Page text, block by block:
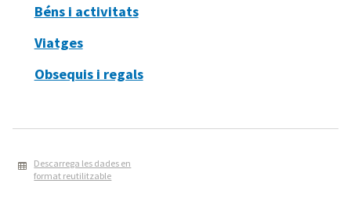
Béns i activitats
Viatges
Obsequis i regals
Descarrega les dades en
format reutilitzable